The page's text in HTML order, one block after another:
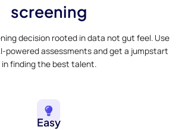
screening
decision rooted in data not gut feel. Use
powered assessments and get a jumpstart
in finding the best talent.
Easy